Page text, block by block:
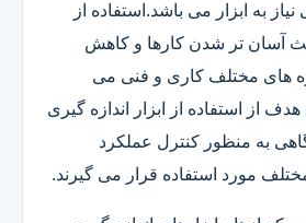
به ابزار می باشد.استفاده از
آسان تر شدن کارها و کاهش
های مختلف کاری و فنی می
از استفاده از ابزار اندازه گیری
به منظور کنترل عملکرد
مورد استفاده قرار می گیرند.